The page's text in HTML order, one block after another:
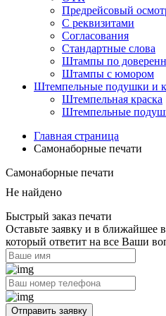
Предрейсовый
С реквизитами
Согласования
Стандартные слова
Штампы по
Штампы с юмором
Штемпельные подушки и
Штемпельная краска
Штемпельные
Главная страница
Самонаборные печати
Самонаборные печати
Не найдено
Быстрый заказ печати
Оставьте заявку и в ближайшее
который ответит на все Ваши
Отправить заявку